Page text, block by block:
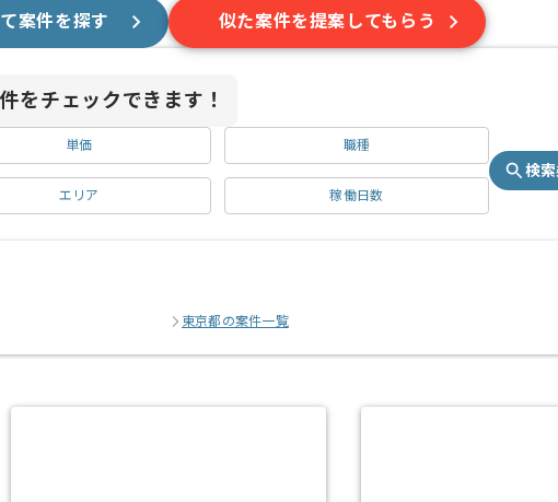
案件を探す 似た案件を提案してもらう
をチェックできます！
単価 職種
エリア 稼働日数
検
東京都の案件一覧